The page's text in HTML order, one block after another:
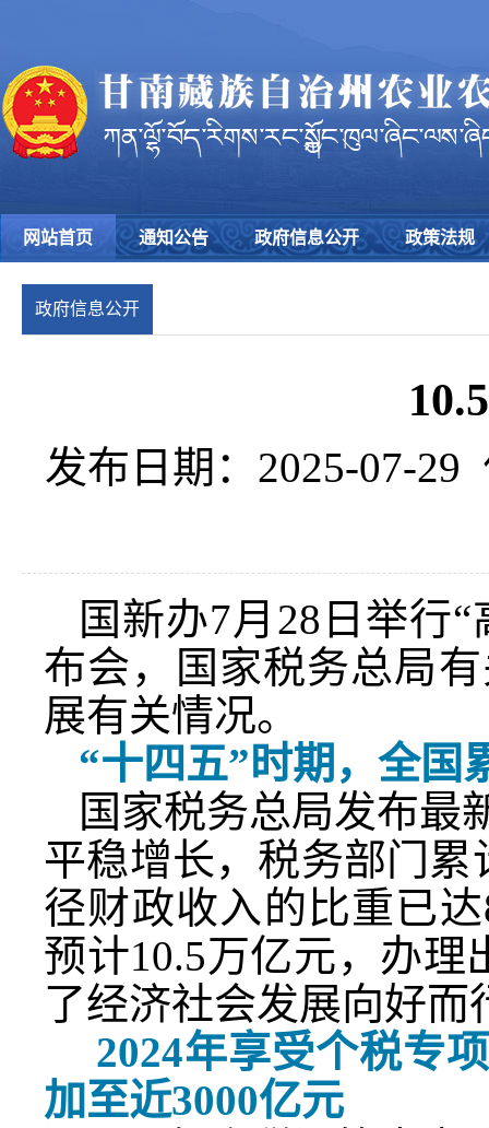
网站首页 通知公告 政府信息公开 政策法规
政府信息公开
发布日期：2025-07-29
国新办7月28日举行
布会，国家税务总局
展有关情况。
“十四五”时期，全国
国家税务总局发布最
平稳增长，税务部门
径财政收入的比重已
预计10.5万亿元，办
了经济社会发展向好而
2024年享受个税专
加至近3000亿元